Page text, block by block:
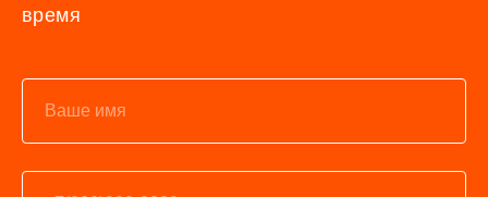
время